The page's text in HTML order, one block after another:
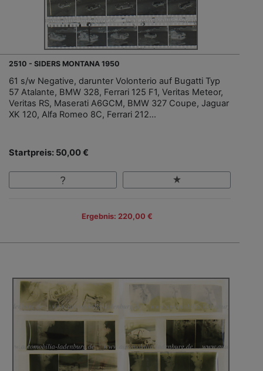
2510 - SIDERS MONTANA 1950
61 s/w Negative, darunter Volonterio auf Bugatti Typ
57 Atalante, BMW 328, Ferrari 125 F1, Veritas Meteor,
Veritas RS, Maserati A6GCM, BMW 327 Coupe, Jaguar
XK 120, Alfa Romeo 8C, Ferrari 212...
Startpreis: 50,00 €
Ergebnis: 220,00 €